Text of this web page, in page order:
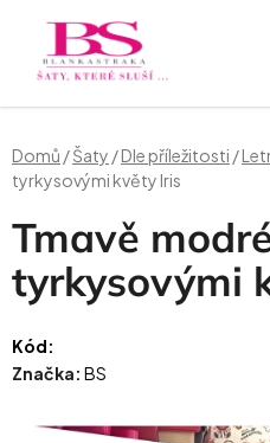
obsah
Domů /Šaty /Dle příležitosti /
tyrkysovými květy Iris
Tmavě
tyrkysovými
Kód:
Značka: BS